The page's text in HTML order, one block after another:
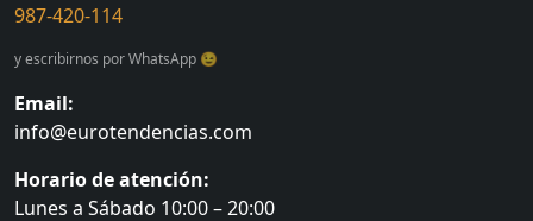
987-420-114
y escribirnos por WhatsApp 😉
Email:
info@eurotendencias.com
Horario de atención:
Lunes a Sábado 10:00 – 20:00